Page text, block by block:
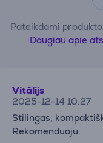
Pateikdami
Daugiau apie
Vitālijs
2025-12-14 10:27
Stilingas,
Rekomenduoju.